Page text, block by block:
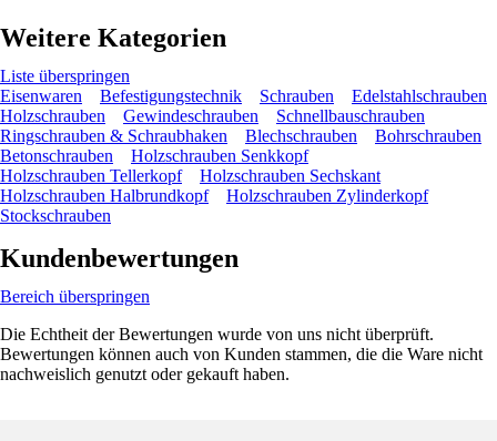
Weitere Kategorien
Liste überspringen
Eisenwaren
Befestigungstechnik Schrauben
Edelstahlschrauben
Holzschrauben
Gewindeschrauben
Schnellbauschrauben
Ringschrauben & Schraubhaken
Blechschrauben
Bohrschrauben
Betonschrauben
Holzschrauben Senkkopf
Holzschrauben Tellerkopf
Holzschrauben Sechskant
Holzschrauben Halbrundkopf
Holzschrauben Zylinderkopf
Stockschrauben
Kundenbewertungen
Bereich überspringen
Die Echtheit der Bewertungen wurde von uns nicht überprüft.
Bewertungen können auch von Kunden stammen, die die Ware nicht
nachweislich genutzt oder gekauft haben.